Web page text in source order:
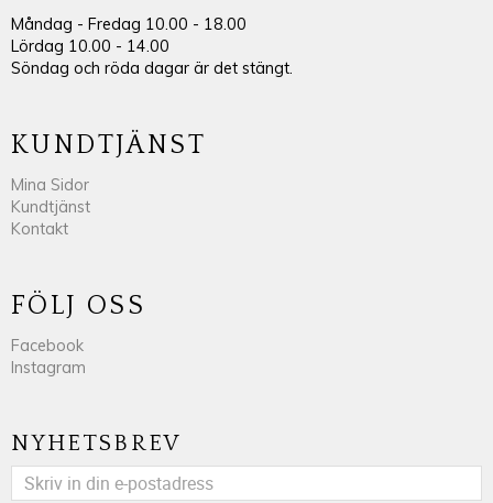
Måndag - Fredag 10.00 - 18.00
Lördag 10.00 - 14.00
Söndag och röda dagar är det stängt.
KUNDTJÄNST
Mina Sidor
Kundtjänst
Kontakt
FÖLJ OSS
Facebook
Instagram
NYHETSBREV